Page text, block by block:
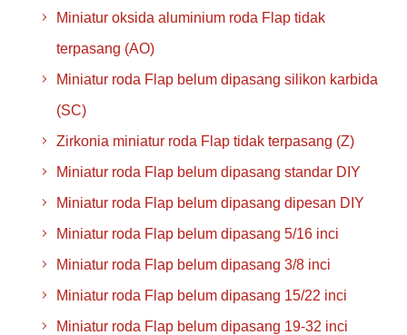
Miniatur oksida aluminium roda Flap tidak
terpasang (AO)
Miniatur roda Flap belum dipasang silikon karbida
(SC)
Zirkonia miniatur roda Flap tidak terpasang (Z)
Miniatur roda Flap belum dipasang standar DIY
Miniatur roda Flap belum dipasang dipesan DIY
Miniatur roda Flap belum dipasang 5/16 inci
Miniatur roda Flap belum dipasang 3/8 inci
Miniatur roda Flap belum dipasang 15/22 inci
Miniatur roda Flap belum dipasang 19-32 inci